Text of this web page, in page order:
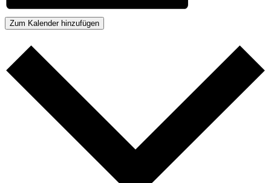
Zum Kalender hinzufügen